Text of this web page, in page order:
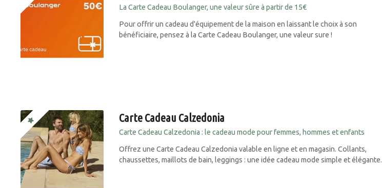
La Carte Cadeau Boulanger, une valeur sûre à partir de 15€
Pour offrir un cadeau d'équipement de la maison en laissant le choix à son
bénéficiaire, pensez à la Carte Cadeau Boulanger, une valeur sure !
Carte Cadeau Calzedonia
Carte Cadeau Calzedonia : le cadeau mode pour femmes, hommes et enfants
Offrez une Carte Cadeau Calzedonia valable en ligne et en magasin. Collants,
chaussettes, maillots de bain, leggings : une idée cadeau mode simple et élégante.